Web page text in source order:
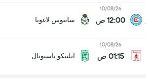
10/08/26
12:00 ص سانتوس لاغونا
10/08/26
01:15 ص اتلتيكو ناسيونال